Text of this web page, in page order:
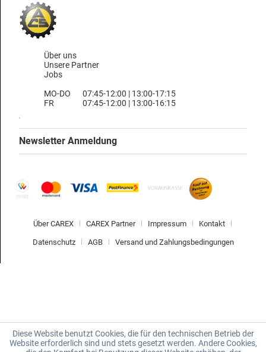
Über uns
Unsere Partner
Jobs
MO-DO
FR
07:45-12:00 | 13:00-17:15
07:45-12:00 | 13:00-16:15
Newsletter Anmeldung
Über CAREX CAREX Partner Impressum Kontakt
Datenschutz AGB Versand und Zahlungsbedingungen
Diese Website benutzt Cookies, die für den technischen Betrieb der
Website erforderlich sind und stets gesetzt werden. Andere Cookies,